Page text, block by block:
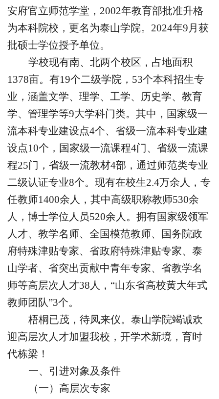
安府官立师范学堂，2002年教育部批准升格
为本科院校，更名为泰山学院。2024年9月获
批硕士学位授予单位。
学校现有南、北两个校区，占地面积
1378亩。有19个二级学院，53个本科招生专
业，涵盖文学、理学、工学、历史学、教育
学、管理学等9大学科门类。其中，国家级一
流本科专业建设点4个、省级一流本科专业建
设点10个，国家级一流课程4门、省级一流课
程25门，省级一流教材4部，通过师范类专业
二级认证专业8个。现有在校生2.4万余人，专
任教师1400余人，其中高级职称教师530余
人，博士学位人员520余人。拥有国家级领军
人才、教学名师、全国模范教师、国务院政
府特殊津贴专家、省政府特殊津贴专家、泰
山学者、省突出贡献中青年专家、省教学名
师等高层次人才38人，“山东省高校黄大年式
教师团队”3个。
梧桐已茂，待凤来仪。泰山学院竭诚欢
迎高层次人才加盟我校，开学术新境，育时
代栋梁！
一、引进对象及条件
（一） 高层次专家